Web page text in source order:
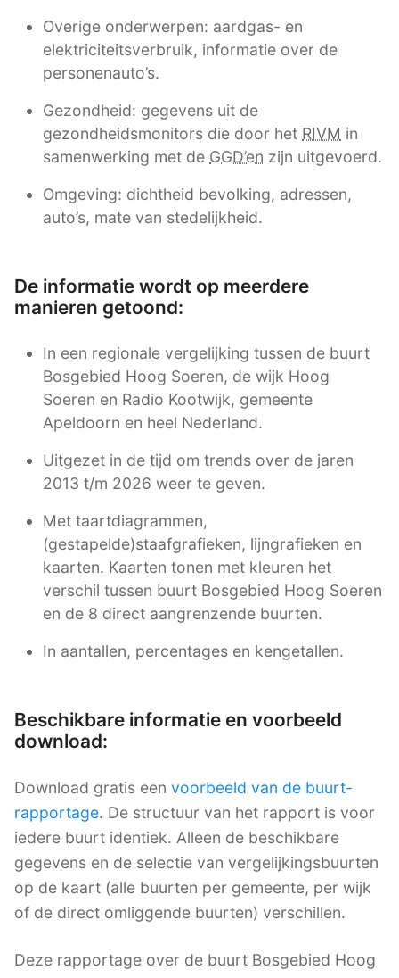
Overige onderwerpen: aardgas- en
elektriciteitsverbruik, informatie over de
personenauto’s.
Gezondheid: gegevens uit de
gezondheidsmonitors die door het RIVM in
samenwerking met de GGD’en zijn uitgevoerd.
Omgeving: dichtheid bevolking, adressen,
auto’s, mate van stedelijkheid.
De informatie wordt op meerdere
manieren getoond:
In een regionale vergelijking tussen de buurt
Bosgebied Hoog Soeren, de wijk Hoog
Soeren en Radio Kootwijk, gemeente
Apeldoorn en heel Nederland.
Uitgezet in de tijd om trends over de jaren
2013 t/m 2026 weer te geven.
Met taartdiagrammen,
(gestapelde)staafgrafieken, lijngrafieken en
kaarten. Kaarten tonen met kleuren het
verschil tussen buurt Bosgebied Hoog Soeren
en de 8 direct aangrenzende buurten.
In aantallen, percentages en kengetallen.
Beschikbare informatie en voorbeeld
download:
Download gratis een voorbeeld van de buurt-
rapportage. De structuur van het rapport is voor
iedere buurt identiek. Alleen de beschikbare
gegevens en de selectie van vergelijkingsbuurten
op de kaart (alle buurten per gemeente, per wijk
of de direct omliggende buurten) verschillen.
Deze rapportage over de buurt Bosgebied Hoog